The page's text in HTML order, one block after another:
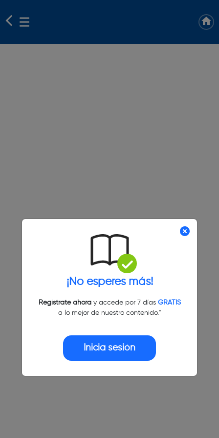
¡No esperes más!
Regístrate ahoray accede por 7 días GRATIS
a lo mejor de nuestro contenido."
Inicia sesión